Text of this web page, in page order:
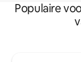
Populaire